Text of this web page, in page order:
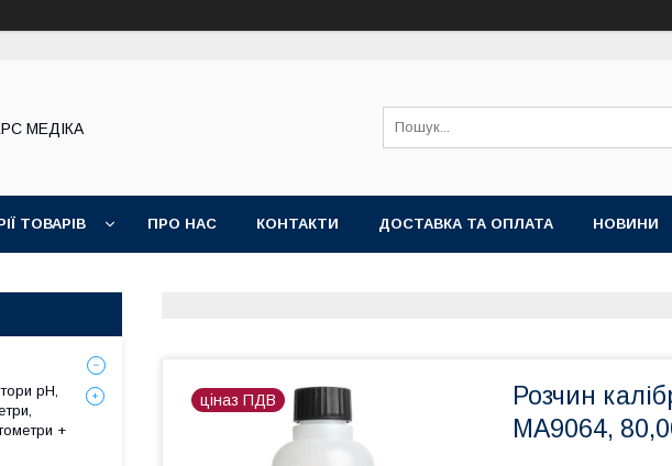
МЕДІКА
ТОВАРІВ ПРО НАС КОНТАКТИ ДОСТАВКА ТА ОПЛАТА НОВИНИ
ціназ ПДВ
Розчин
MA9064,
pH,
+